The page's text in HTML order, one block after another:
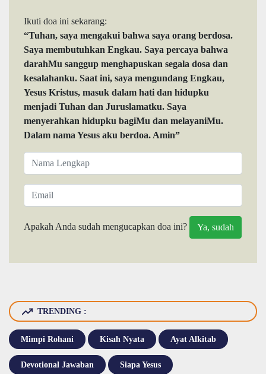
Ikuti doa ini sekarang:
“Tuhan, saya mengakui bahwa saya orang berdosa.
Saya membutuhkan Engkau. Saya percaya bahwa
darahMu sanggup menghapuskan segala dosa dan
kesalahanku. Saat ini, saya mengundang Engkau,
Yesus Kristus, masuk dalam hati dan hidupku
menjadi Tuhan dan Juruslamatku. Saya
menyerahkan hidupku bagiMu dan melayaniMu.
Dalam nama Yesus aku berdoa. Amin”
Apakah Anda sudah mengucapkan doa ini?
TRENDING :
Mimpi Rohani Kisah Nyata Ayat Alkitab
Devotional Jawaban Siapa Yesus